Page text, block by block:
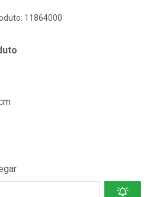
11864000